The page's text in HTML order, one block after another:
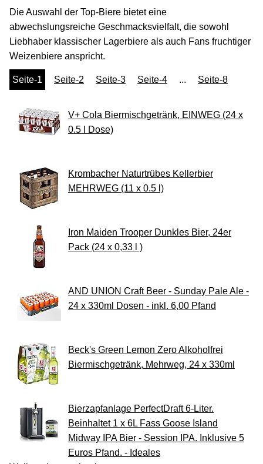
Die Auswahl der Top-Biere bietet eine
abwechslungsreiche Geschmacksvielfalt, die sowohl
Liebhaber klassischer Lagerbiere als auch Fans fruchtiger
Weizenbiere anspricht.
Seite-1 Seite-2 Seite-3 Seite-4 ... Seite-8
V+ Cola Biermischgetränk, EINWEG (24 x
0.5 l Dose)
Krombacher Naturtrübes Kellerbier
MEHRWEG (11 x 0.5 l)
Iron Maiden Trooper Dunkles Bier, 24er
Pack (24 x 0,33 l )
AND UNION Craft Beer - Sunday Pale Ale -
24 x 330ml Dosen - inkl. 6,00 Pfand
Beck's Green Lemon Zero Alkoholfrei
Biermischgetränk, Mehrweg, 24 x 330ml
Bierzapfanlage PerfectDraft 6-Liter.
Beinhaltet 1 x 6L Fass Goose Island
Midway IPA Bier - Session IPA. Inklusive 5
Euros Pfand. - Ideales